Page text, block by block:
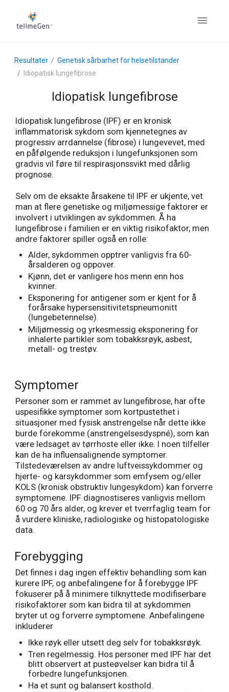
Resultater
Genetisk sårbarhet for helsetilstander
Idiopatisk lungefibrose
Idiopatisk lungefibrose
Idiopatisk lungefibrose (IPF) er en kronisk
inflammatorisk sykdom som kjennetegnes av
progressiv arrdannelse (fibrose) i lungevevet, med
en påfølgende reduksjon i lungefunksjonen som
gradvis vil føre til respirasjonssvikt med dårlig
prognose.
Selv om de eksakte årsakene til IPF er ukjente, vet
man at flere genetiske og miljømessige faktorer er
involvert i utviklingen av sykdommen. Å ha
lungefibrose i familien er en viktig risikofaktor, men
andre faktorer spiller også en rolle:
Alder, sykdommen opptrer vanligvis fra 60-
årsalderen og oppover.
Kjønn, det er vanligere hos menn enn hos
kvinner.
Eksponering for antigener som er kjent for å
forårsake hypersensitivitetspneumonitt
(lungebetennelse).
Miljømessig og yrkesmessig eksponering for
inhalerte partikler som tobakksrøyk, asbest,
metall- og trestøv.
Symptomer
Personer som er rammet av lungefibrose, har ofte
uspesifikke symptomer som kortpustethet i
situasjoner med fysisk anstrengelse når dette ikke
burde forekomme (anstrengelsesdyspné), som kan
være ledsaget av tørrhoste eller ikke. I noen tilfeller
kan de ha influensalignende symptomer.
Tilstedeværelsen av andre luftveissykdommer og
hjerte- og karsykdommer som emfysem og/eller
KOLS (kronisk obstruktiv lungesykdom) kan forverre
symptomene. IPF diagnostiseres vanligvis mellom
60 og 70 års alder, og krever et tverrfaglig team for
å vurdere kliniske, radiologiske og histopatologiske
data.
Forebygging
Det finnes i dag ingen effektiv behandling som kan
kurere IPF, og anbefalingene for å forebygge IPF
fokuserer på å minimere tilknyttede modifiserbare
risikofaktorer som kan bidra til at sykdommen
bryter ut og forverre symptomene. Anbefalingene
inkluderer
Ikke røyk eller utsett deg selv for tobakksrøyk.
Tren regelmessig. Hos personer med IPF har det
blitt observert at pusteøvelser kan bidra til å
forbedre lungefunksjonen.
Ha et sunt og balansert kosthold.